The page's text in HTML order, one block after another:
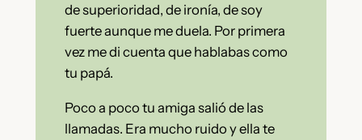
de superioridad, de ironía, de soy
fuerte aunque me duela. Por primera
vez me di cuenta que hablabas como
tu papá.
Poco a poco tu amiga salió de las
llamadas. Era mucho ruido y ella te